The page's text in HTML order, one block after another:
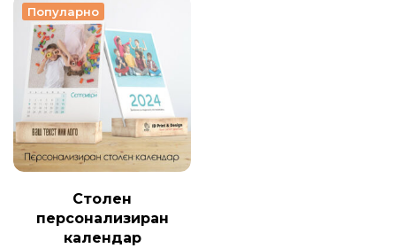
Популарно
Столен
персонализиран
календар